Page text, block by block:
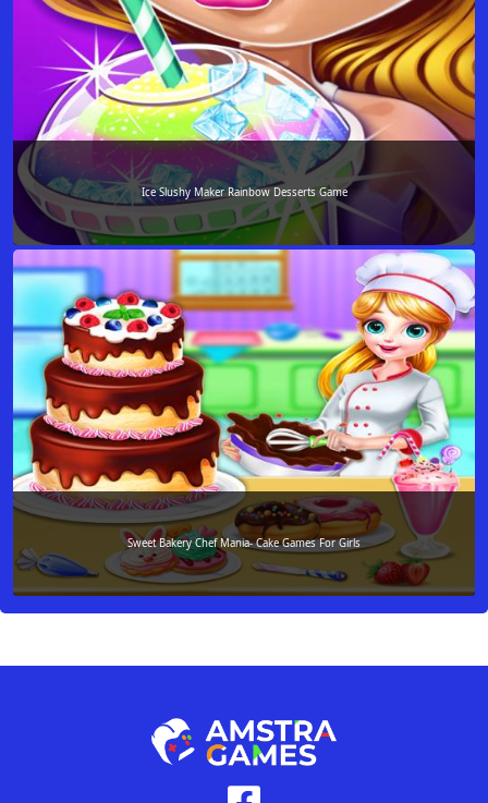
Ice Slushy Maker Rainbow Desserts Game
Sweet Bakery Chef Mania- Cake Games For Girls